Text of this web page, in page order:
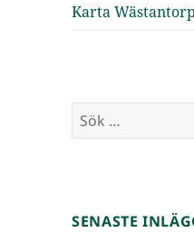
Karta Wästantorp
Sök
efter:
SENASTE